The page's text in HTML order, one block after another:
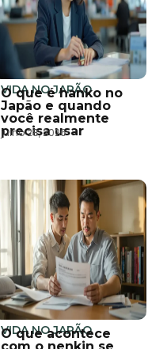
VIDA NO JAPÃO
O que é hanko no
Japão e quando
você realmente
precisa usar
julho 28, 2026
VIDA NO JAPÃO
O que acontece